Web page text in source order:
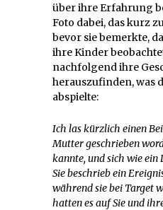
über ihre Erfahrung
Foto dabei, das kurz
bevor sie bemerkte,
ihre Kinder
nachfolgend ihre
herauszufinden, was
abspielte:
Ich las kürzlich einen
Mutter geschrieben
kannte, und sich wie
Sie beschrieb ein
während sie bei Target
hatten es auf Sie und